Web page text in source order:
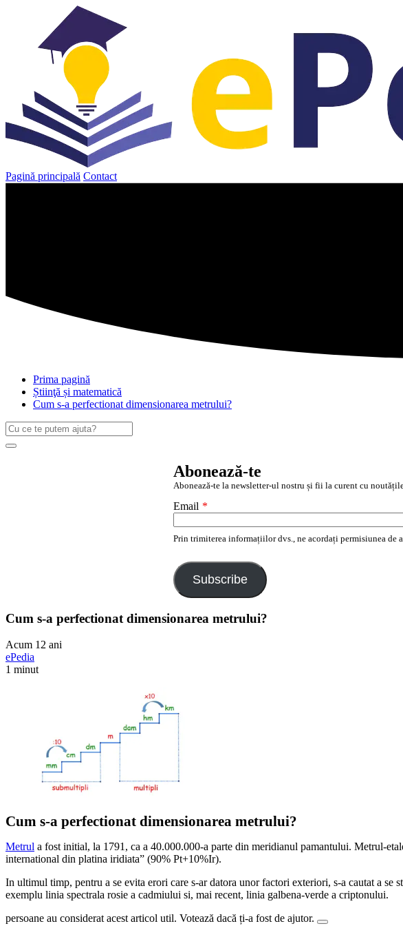
Pagină principală Contact
Prima pagină
Știinţă și matematică
Cum s-a perfectionat dimensionarea metrului?
Caută
după:
Search
Abonează-te
Abonează-te la newsletter-ul nostru și fii la curent cu
Email *
Prin trimiterea informațiilor dvs., ne acordați permisiunea
Subscribe
Cum s-a perfectionat dimensionarea metrului?
Acum 12 ani
ePedia
1 minut
Cum s-a perfectionat dimensionarea metrului?
Metrul a fost initial, la 1791, ca a 40.000.000-a parte din meridianul pamantului. Metrul-
international din platina iridiata” (90% Pt+10%Ir).
In ultimul timp, pentru a se evita erori care s-ar datora unor factori exteriori, s-a cautat a
exemplu linia spectrala rosie a cadmiului si, mai recent, linia galbena-verde a criptonului.
persoane au considerat acest articol util. Votează dacă ți-a fost de ajutor.